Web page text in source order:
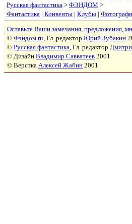
Русская фантастика > ФЭНДОМ >
Фантастика | Конвенты | Клубы |
Оставьте Ваши замечания, предложения,
© Фэндом.ru, Гл. редактор Юрий Зубакин
© Русская фантастика, Гл. редактор
© Дизайн Владимир Савватеев 2001
© Верстка Алексей Жабин 2001